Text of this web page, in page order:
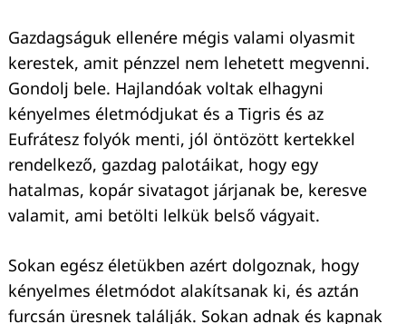
Gazdagságuk ellenére mégis valami olyasmit
kerestek, amit pénzzel nem lehetett megvenni.
Gondolj bele. Hajlandóak voltak elhagyni
kényelmes életmódjukat és a Tigris és az
Eufrátesz folyók menti, jól öntözött kertekkel
rendelkező, gazdag palotáikat, hogy egy
hatalmas, kopár sivatagot járjanak be, keresve
valamit, ami betölti lelkük belső vágyait.
Sokan egész életükben azért dolgoznak, hogy
kényelmes életmódot alakítsanak ki, és aztán
furcsán üresnek találják. Sokan adnak és kapnak